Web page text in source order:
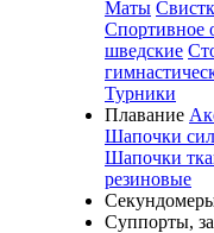
Маты
Спортивное
шведские
Турники
Плавание
Шапочки
Шапочки
резиновые
Суппорты,